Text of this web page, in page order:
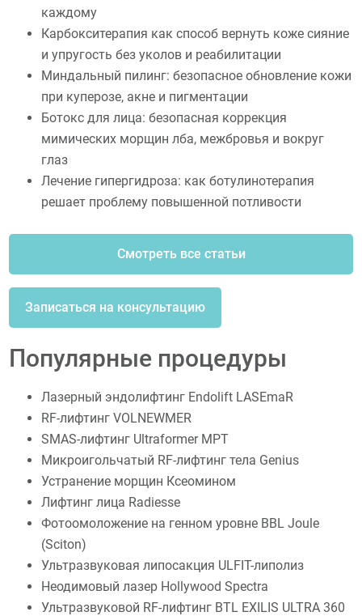
каждому
Карбокситерапия как способ вернуть коже сияние
и упругость без уколов и реабилитации
Миндальный пилинг: безопасное обновление кожи
при куперозе, акне и пигментации
Ботокс для лица: безопасная коррекция
мимических морщин лба, межбровья и вокруг
глаз
Лечение гипергидроза: как ботулинотерапия
решает проблему повышенной потливости
Смотреть все статьи
Записаться на консультацию
Популярные процедуры
Лазерный эндолифтинг Endolift LASEmaR
RF-лифтинг VOLNEWMER
SMAS-лифтинг Ultraformer MPT
Микроигольчатый RF-лифтинг тела Genius
Устранение морщин Ксеомином
Лифтинг лица Radiesse
Фотоомоложение на генном уровне BBL Joule
(Sciton)
Ультразвуковая липосакция ULFIT-липолиз
Неодимовый лазер Hollywood Spectra
Ультразвуковой RF-лифтинг BTL EXILIS ULTRA 360